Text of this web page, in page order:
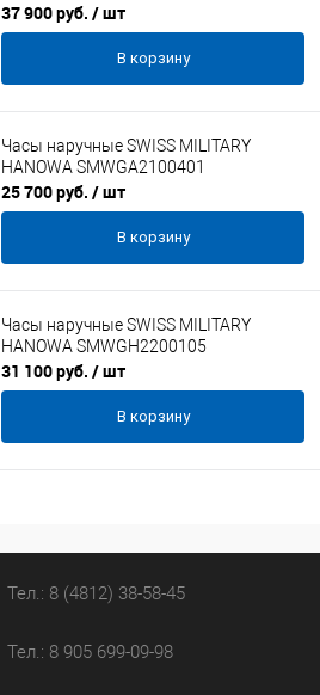
37 900 руб. / шт
В корзину
Часы наручные SWISS MILITARY
HANOWA SMWGA2100401
25 700 руб. / шт
В корзину
Часы наручные SWISS MILITARY
HANOWA SMWGH2200105
31 100 руб. / шт
В корзину
Тел.: 8 (4812) 38-58-45
Тел.: 8 905 699-09-98